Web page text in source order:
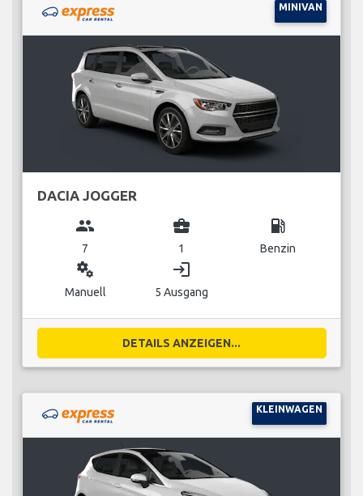
MINIVAN
DACIA JOGGER
group
7
business_center
1
local_gas_station
Benzin
miscellaneous_services
Manuell
login
5 Ausgang
DETAILS ANZEIGEN...
KLEINWAGEN